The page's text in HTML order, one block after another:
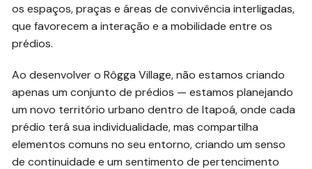
os espaços, praças e áreas de convivência interligadas,
que favorecem a interação e a mobilidade entre os
prédios.
Ao desenvolver o Rôgga Village, não estamos criando
apenas um conjunto de prédios — estamos planejando
um novo território urbano dentro de Itapoá, onde cada
prédio terá sua individualidade, mas compartilha
elementos comuns no seu entorno, criando um senso
de continuidade e um sentimento de pertencimento